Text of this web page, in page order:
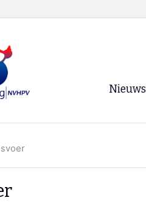
Nieuws